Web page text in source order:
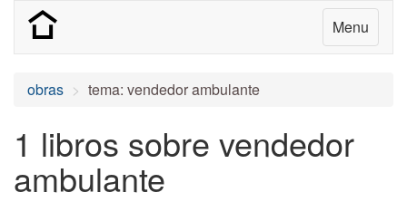
Menu
obras tema: vendedor ambulante
1 libros sobre vendedor
ambulante